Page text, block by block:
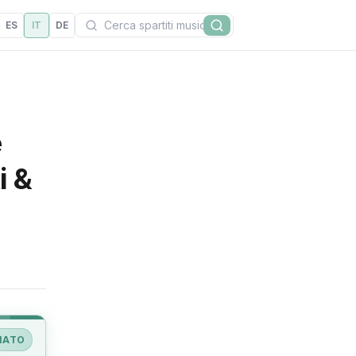
ES IT DE Cerca
Cerca
&